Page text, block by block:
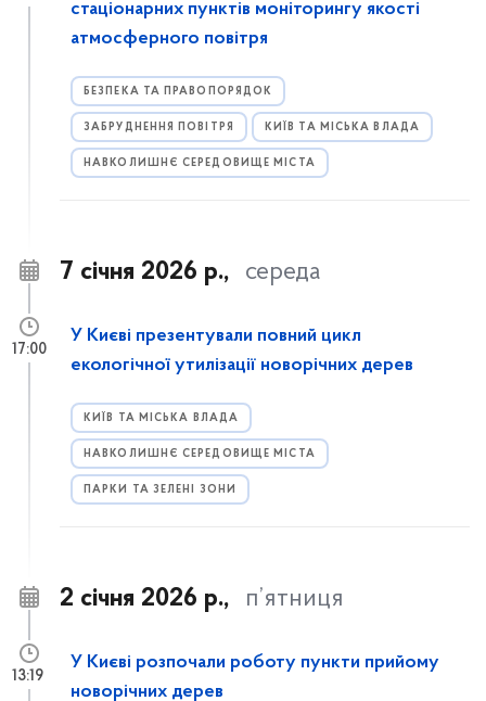
стаціонарних пунктів моніторингу якості
атмосферного повітря
БЕЗПЕКА ТА ПРАВОПОРЯДОК
ЗАБРУДНЕННЯ ПОВІТРЯ КИЇВ ТА МІСЬКА ВЛАДА
НАВКОЛИШНЄ СЕРЕДОВИЩЕ МІСТА
7 січня 2026 р., середа
У Києві презентували повний цикл
екологічної утилізації новорічних дерев
КИЇВ ТА МІСЬКА ВЛАДА
НАВКОЛИШНЄ СЕРЕДОВИЩЕ МІСТА
ПАРКИ ТА ЗЕЛЕНІ ЗОНИ
17:00
2 січня 2026 р., п’ятниця
У Києві розпочали роботу пункти прийому
новорічних дерев
13:19